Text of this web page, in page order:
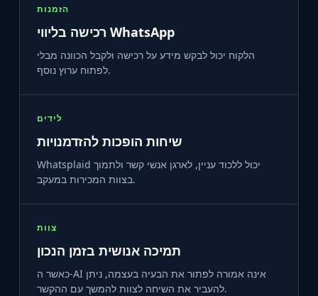
הזמנות
רכישה בליווי WhatsApp
הלקוח יכול לבקש מידע על רכישה ולקבל הכוונה מבלי
לפתוח ערוץ נוסף.
לידים
שיחות הופכות להזדמנויות
Whatsplaid יכול ללכוד עניין, לארגן אנשי קשר ולתמוך
בצוות המכירות במעקב.
צוות
תמיכה אנושית בזמן הנכון
כאשר ה-AI אינה אמורה לפתור את הבעיה בעצמה, ניתן
להעביר את השיחה לצוות להמשך עם ההקשר.